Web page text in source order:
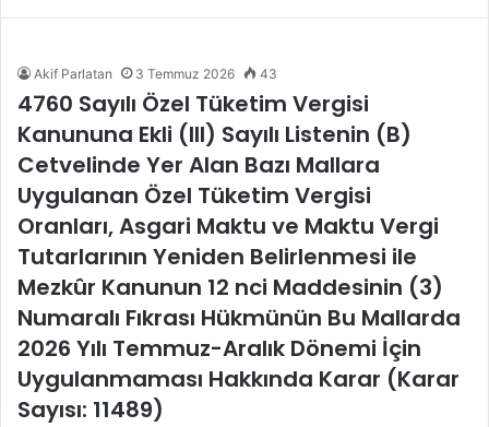
Akif Parlatan 3 Temmuz 2026 43
4760 Sayılı Özel Tüketim Vergisi
Kanununa Ekli (III) Sayılı Listenin (B)
Cetvelinde Yer Alan Bazı Mallara
Uygulanan Özel Tüketim Vergisi
Oranları, Asgari Maktu ve Maktu Vergi
Tutarlarının Yeniden Belirlenmesi ile
Mezkûr Kanunun 12 nci Maddesinin (3)
Numaralı Fıkrası Hükmünün Bu Mallarda
2026 Yılı Temmuz-Aralık Dönemi İçin
Uygulanmaması Hakkında Karar (Karar
Sayısı: 11489)